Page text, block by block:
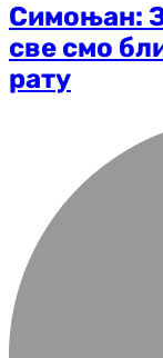
Симоњан:
све смо
рату